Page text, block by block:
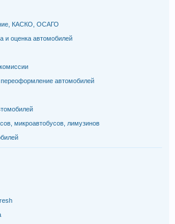
КАСКО, ОСАГО
и оценка автомобилей
переоформление автомобилей
микроавтобусов, лимузинов